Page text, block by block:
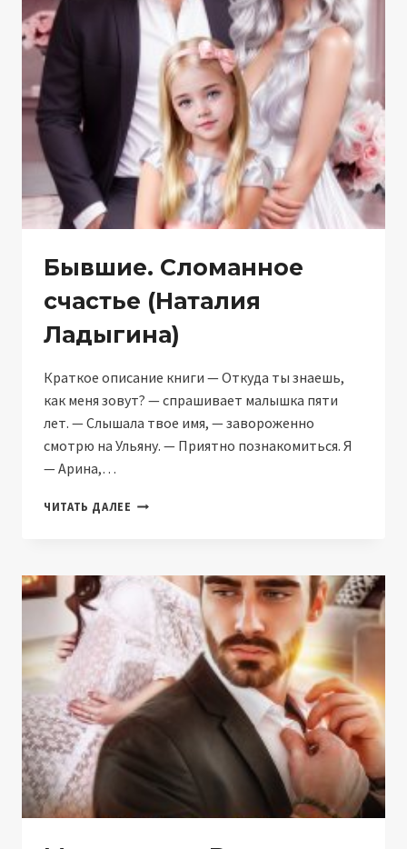
Бывшие. Сломанное
счастье (Наталия
Ладыгина)
Краткое описание книги — Откуда ты знаешь,
как меня зовут? — спрашивает малышка пяти
лет. — Слышала твое имя, — завороженно
смотрю на Ульяну. — Приятно познакомиться. Я
— Арина,…
ЧИТАТЬ ДАЛЕЕ БЫВШИЕ.
ЛАДЫГИНА)